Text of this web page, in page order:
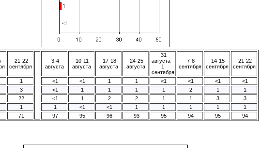
21-22
сентября
3-4
августа
10-11
августа
17-18
августа
24-25
августа
31
августа -
1
сентября
7-8
сентября
14-15
сентября
21-22
сентября
1 <1 <1 1 1 <1 <1 <1
<1
3 <1 1 1 1 1 2 1
1
22 <1 1 2 2 1 1 3
3
1 1 <1 <1 1 1 1 1
1
71 97 95 96 93 95 94 95 94